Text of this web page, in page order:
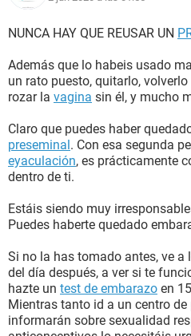
NUNCA HAY QUE REUSAR UN
Además que lo habeis usado
un rato puesto, quitarlo, volverlo
rozar la vagina sin él, y mucho
Claro que puedes haber
preseminal. Con esa segunda
eyaculación, es prácticamente
dentro de ti.
Estáis siendo muy
Puedes haberte quedado
Si no la has tomado antes, ve a
del día después, a ver si te
hazte un test de embarazo en
Mientras tanto id a un centro
informarán sobre sexualidad